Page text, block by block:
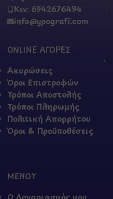
Κιν: 6942676494
info@ypografi.com
ONLINE ΑΓΟΡΕΣ
Ακυρώσεις
Όροι Επιστροφών
Τρόποι Αποστολής
Τρόποι Πληρωμής
Πολιτική Απορρήτου
Όροι & Προϋποθέσεις
ΜΕΝΟΥ
Ο Λογαριασμός μου